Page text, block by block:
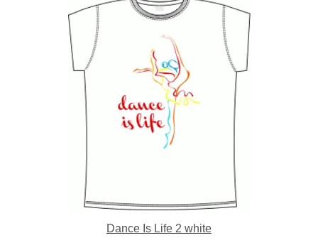
Dance Is Life 2 white